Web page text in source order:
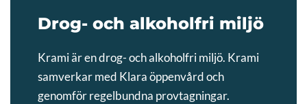
Drog- och alkoholfri miljö
Krami är en drog- och alkoholfri miljö. Krami
samverkar med Klara öppenvård och
genomför regelbundna provtagningar.